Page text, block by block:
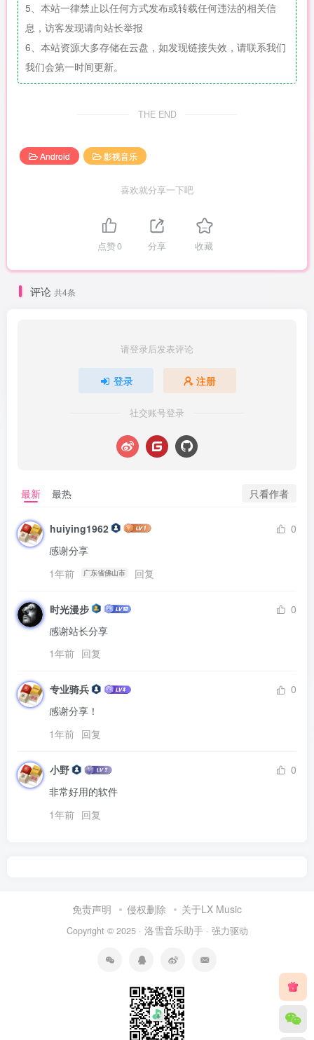
5、本站一律禁止以任何方式发布或转载任何违法的相关信
息，访客发现请向站长举报
6、本站资源大多存储在云盘，如发现链接失效，请联系我们
我们会第一时间更新。
THE END
Android 影视音乐
喜欢就分享一下吧
点赞0 分享 收藏
评论 共4条
请登录后发表评论
登录 注册
社交账号登录
最新 最热 只看作者
huiying1962
0
感谢分享
1年前
广东省佛山市 回复
时光漫步
0
感谢站长分享
1年前 回复
专业骑兵
0
感谢分享！
1年前 回复
小野
0
非常好用的软件
1年前 回复
免责声明 侵权删除 关于LX Music
Copyright © 2025 · 洛雪音乐助手· 强力驱动